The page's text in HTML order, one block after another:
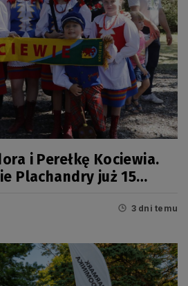
i Perełkę Kociewia.
Plachandry już 15
3 dni temu